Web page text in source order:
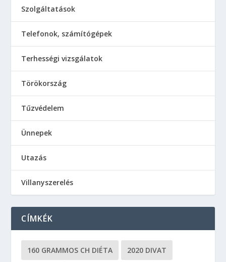
Szolgáltatások
Telefonok, számítógépek
Terhességi vizsgálatok
Törökország
Tűzvédelem
Ünnepek
Utazás
Villanyszerelés
CÍMKÉK
160 GRAMMOS CH DIÉTA 2020 DIVAT